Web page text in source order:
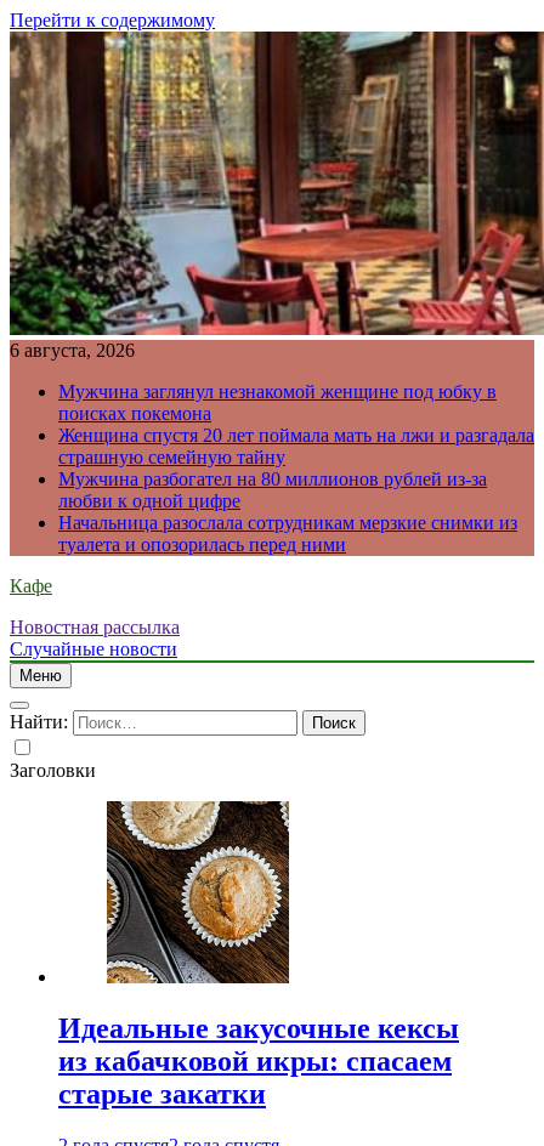
Перейти к содержимому
6 августа, 2026
Мужчина заглянул незнакомой женщине под юбку в
поисках покемона
Женщина спустя 20 лет поймала мать на лжи и разгадала
страшную семейную тайну
Мужчина разбогател на 80 миллионов рублей из-за
любви к одной цифре
Начальница разослала сотрудникам мерзкие снимки из
туалета и опозорилась перед ними
Кафе
Новостная рассылка
Случайные новости
Меню
Найти:
Заголовки
Идеальные закусочные кексы
из кабачковой икры: спасаем
старые закатки